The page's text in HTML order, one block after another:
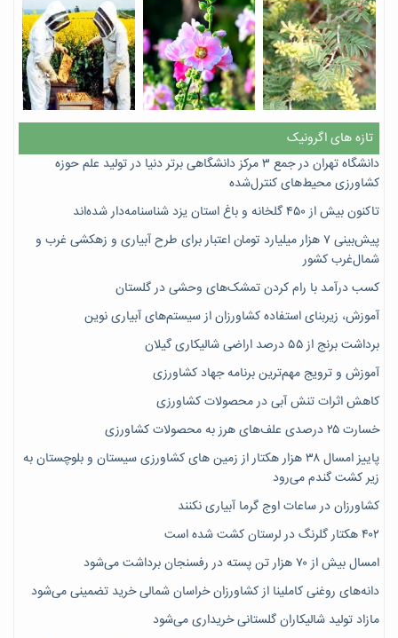
تازه های اگرونیک
دانشگاه تهران در جمع ۳ مرکز دانشگاهی برتر دنیا در تولید علم حوزه
کشاورزی محیط‌های کنترل‌شده
تاکنون بیش از ۴۵۰ گلخانه و باغ استان یزد شناسنامه‌دار شده‌اند
پیش‌بینی ۷‌ هزار میلیارد تومان اعتبار برای طرح آبیاری و زهکشی غرب و
شمال‌غرب کشور
کسب درآمد با رام کردن تمشک‌های وحشی در گلستان
آموزش، زیربنای استفاده کشاورزان از سیستم‌های آبیاری نوین
برداشت برنج از ۵۵ درصد اراضی شالیکاری گیلان
آموزش و ترویج مهم‌ترین برنامه جهاد کشاورزی
کاهش اثرات تنش آبی در محصولات کشاورزی
خسارت ۲۵ درصدی علف‌های هرز به محصولات کشاورزی
پاییز امسال ۳۸ هزار هکتار از زمین های کشاورزی سیستان و بلوچستان به
زیر کشت گندم می‌رود
کشاورزان در ساعات اوج گرما آبیاری نکنند
۴۰۲ هکتار گلرنگ در لرستان کشت شده است
امسال بیش از ۷۰ هزار تن پسته در رفسنجان برداشت می‌شود
دانه‌های روغنی کاملینا از کشاورزان خراسان شمالی خرید تضمینی می‌شود
مازاد تولید شالیکاران گلستانی خریداری می‌شود